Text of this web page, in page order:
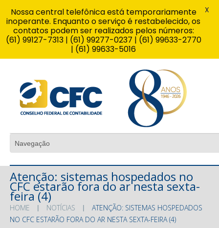
Atenção: sistemas hospedados no
CFC estarão fora do ar nesta sexta-
feira (4)
HOME NOTÍCIAS
ATENÇÃO: SISTEMAS HOSPEDADOS
NO CFC ESTARÃO FORA DO AR NESTA SEXTA-FEIRA (4)
Nossa central telefônica está temporariamente
inoperante. Enquanto o serviço é restabelecido, os
contatos podem ser realizados pelos números:
(61) 99127-7313 | (61) 99277-0237 | (61) 99633-2770
| (61) 99633-5016
X